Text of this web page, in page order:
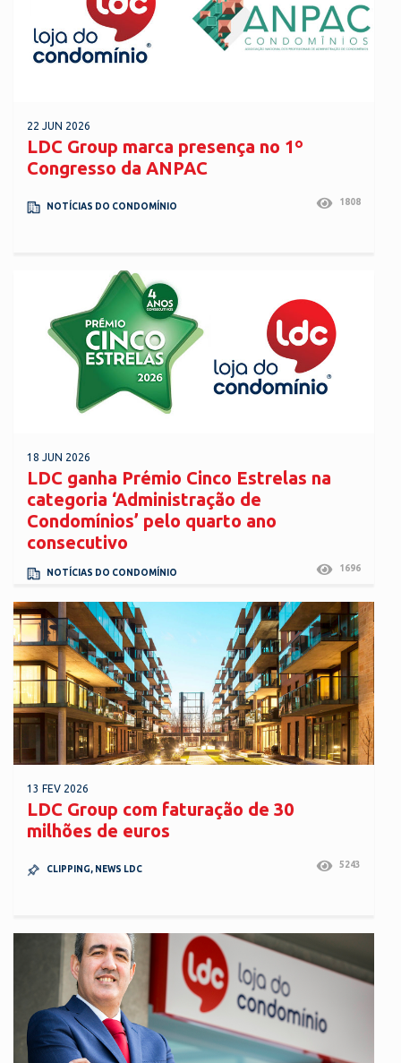
22 JUN 2026
LDC Group marca presença no 1º
Congresso da ANPAC
NOTÍCIAS DO CONDOMÍNIO 1808
18 JUN 2026
LDC ganha Prémio Cinco Estrelas na
categoria ‘Administração de
Condomínios’ pelo quarto ano
consecutivo
NOTÍCIAS DO CONDOMÍNIO 1696
13 FEV 2026
LDC Group com faturação de 30
milhões de euros
CLIPPING, NEWS LDC 5243